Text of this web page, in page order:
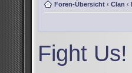
Foren-Übersicht ‹ Clan ‹
Fight Us!